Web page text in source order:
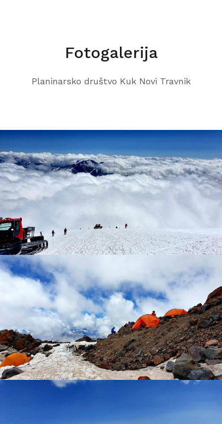
Fotogalerija
Planinarsko društvo Kuk Novi Travnik